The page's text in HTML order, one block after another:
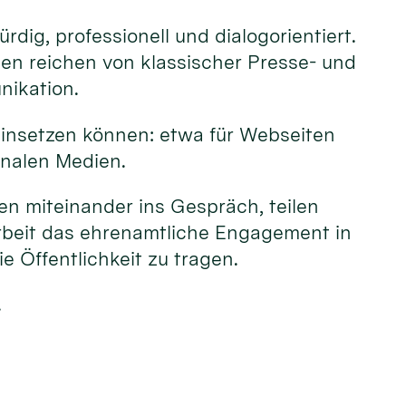
professionell und dialogorientiert.
reichen von klassischer Presse- und
können: etwa für Webseiten
Medien.
miteinander ins Gespräch, teilen
das ehrenamtliche Engagement in
Öffentlichkeit zu tragen.